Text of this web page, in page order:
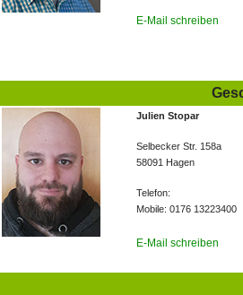
E-Mail schreiben
Julien Stopar
Selbecker Str. 158a
58091 Hagen
Telefon:
Mobile: 0176 13223400
E-Mail schreiben